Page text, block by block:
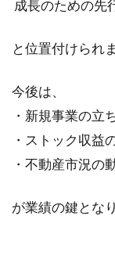
成長のための先
と位置付けられ
今後は、
・新規事業の立
・ストック収益
・不動産市況の
が業績の鍵とな